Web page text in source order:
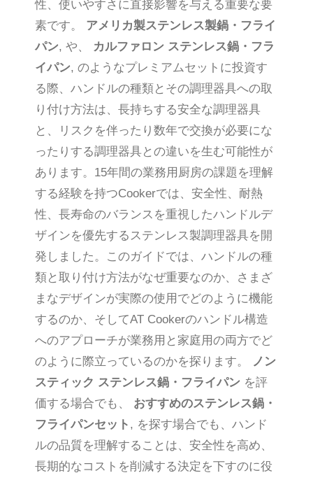
性、使いやすさに直接影響を与える重要な要
素です。 アメリカ製ステンレス製鍋・フライ
パン, や、
カルファロン ステンレス鍋・フラ
イパン, のようなプレミアムセットに投資す
る際、ハンドルの種類とその調理器具への取
り付け方法は、長持ちする安全な調理器具
と、リスクを伴ったり数年で交換が必要にな
ったりする調理器具との違いを生む可能性が
あります。15年間の業務用厨房の課題を理解
する経験を持つCookerでは、安全性、耐熱
性、長寿命のバランスを重視したハンドルデ
ザインを優先するステンレス製調理器具を開
発しました。このガイドでは、ハンドルの種
類と取り付け方法がなぜ重要なのか、さまざ
まなデザインが実際の使用でどのように機能
するのか、そしてAT Cookerのハンドル構造
へのアプローチが業務用と家庭用の両方でど
のように際立っているのかを探ります。
ノン
スティック ステンレス鍋・フライパン を評
価する場合でも、 おすすめのステンレス鍋・
フライパンセット , を探す場合でも、ハンド
ルの品質を理解することは、安全性を高め、
長期的なコストを削減する決定を下すのに役